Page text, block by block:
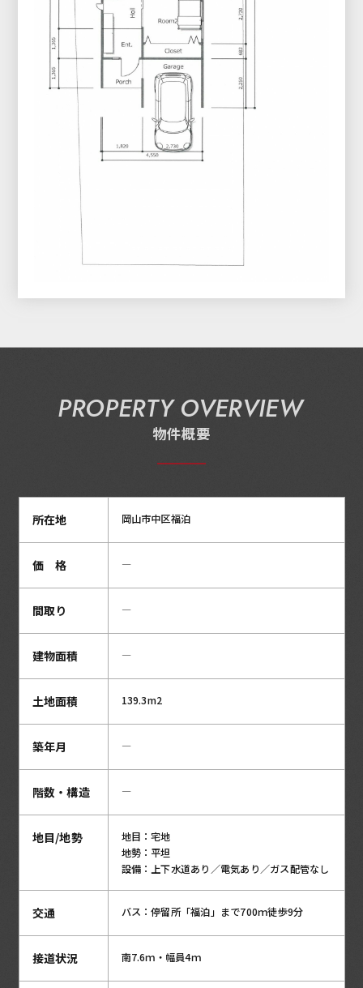
PROPERTY OVERVIEW
物件概要
所在地 岡山市中区福泊
価 格 ―
間取り ―
建物面積 ―
土地面積 139.3m2
築年月 ―
階数・構造 ―
地目/地勢
地目：宅地
地勢：平坦
設備：上下水道あり／電気あり／ガス配管なし
交通 バス：停留所「福泊」まで700ｍ徒歩9分
接道状況 南7.6ｍ・幅員4ｍ